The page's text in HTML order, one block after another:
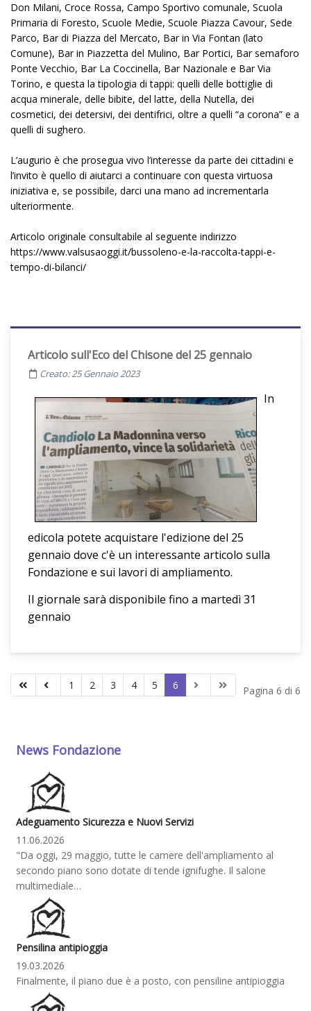
Don Milani, Croce Rossa, Campo Sportivo comunale, Scuola
Primaria di Foresto, Scuole Medie, Scuole Piazza Cavour, Sede
Parco, Bar di Piazza del Mercato, Bar in Via Fontan (lato
Comune), Bar in Piazzetta del Mulino, Bar Portici, Bar semaforo
Ponte Vecchio, Bar La Coccinella, Bar Nazionale e Bar Via
Torino, e questa la tipologia di tappi: quelli delle bottiglie di
acqua minerale, delle bibite, del latte, della Nutella, dei
cosmetici, dei detersivi, dei dentifrici, oltre a quelli “a corona” e a
quelli di sughero.
L’augurio è che prosegua vivo l’interesse da parte dei cittadini e
l’invito è quello di aiutarci a continuare con questa virtuosa
iniziativa e, se possibile, darci una mano ad incrementarla
ulteriormente.
Articolo originale consultabile al seguente indirizzo
https://www.valsusaoggi.it/bussoleno-e-la-raccolta-tappi-e-
tempo-di-bilanci/
Articolo sull'Eco del Chisone del 25 gennaio
Creato: 25 Gennaio 2023
In
edicola potete acquistare l'edizione del 25
gennaio dove c'è un interessante articolo sulla
Fondazione e sui lavori di ampliamento.
Il giornale sarà disponibile fino a martedì 31
gennaio
Pagina 6 di 6
1 2 3 4 5 6
News Fondazione
Adeguamento Sicurezza e Nuovi Servizi
11.06.2026
"Da oggi, 29 maggio, tutte le camere dell'ampliamento al
secondo piano sono dotate di tende ignifughe. Il salone
multimediale…
Pensilina antipioggia
19.03.2026
Finalmente, il piano due è a posto, con pensiline antipioggia